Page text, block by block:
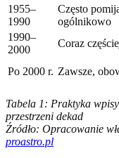
1955–
1990
Często
ogólnikowo
1990–
2000
Coraz
Po 2000 r. Zawsze,
Tabela 1: Praktyka
przestrzeni dekad
Źródło: Opracowanie
proastro.pl